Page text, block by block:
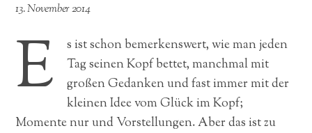
13. November 2014
E
s ist schon bemerkenswert, wie man jeden
Tag seinen Kopf bettet, manchmal mit
großen Gedanken und fast immer mit der
kleinen Idee vom Glück im Kopf;
Momente nur und Vorstellungen. Aber das ist zu